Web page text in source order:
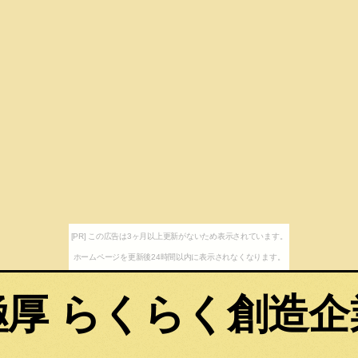
[PR] この広告は3ヶ月以上更新がないため表示されています。
ホームページを更新後24時間以内に表示されなくなります。
らくらく創造